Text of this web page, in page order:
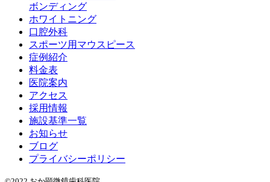
ボンディング
ホワイトニング
口腔外科
スポーツ用マウスピース
症例紹介
料金表
医院案内
アクセス
採用情報
施設基準一覧
お知らせ
ブログ
プライバシーポリシー